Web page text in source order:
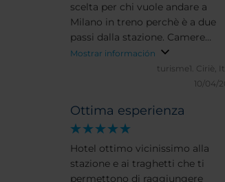
scelta per chi vuole andare a
Milano in treno perchè è a due
passi dalla stazione. Camere
confrotevoli e personale sempre
disponibile pere ogni richiesta.
Mostrar información
turisme1. Ciriè,
10/04/
Ottima esperienza
Hotel ottimo vicinissimo alla
stazione e ai traghetti che ti
permettono di raggiungere